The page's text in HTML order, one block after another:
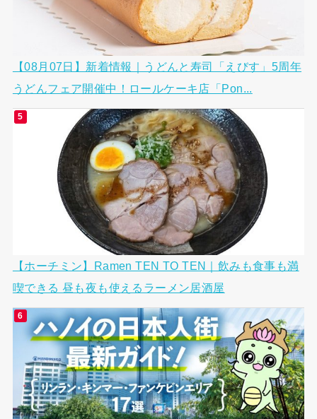
【08月07日】新着情報｜うどんと寿司「えびす」5周年
うどんフェア開催中！ロールケーキ店「Pon...
【ホーチミン】Ramen TEN TO TEN｜飲みも食事も満
喫できる 昼も夜も使えるラーメン居酒屋